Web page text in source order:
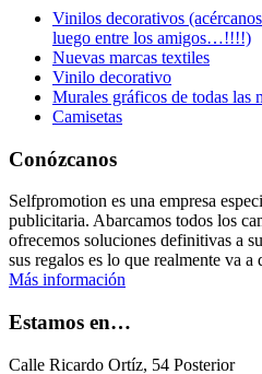
Vinilos decorativos
luego entre los amigos…!!!!)
Nuevas marcas textiles
Vinilo decorativo
Murales gráficos de todas las
Camisetas
Conózcanos
Selfpromotion es una empresa
publicitaria. Abarcamos todos los
ofrecemos soluciones definitivas a
sus regalos es lo que realmente va
Más información
Estamos en…
Calle Ricardo Ortíz, 54 Posterior